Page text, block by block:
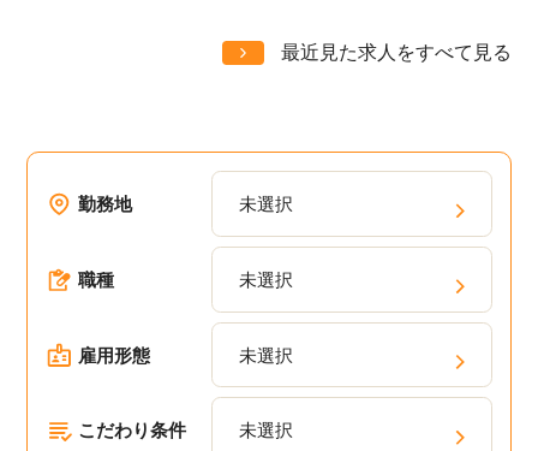
最近見た求人をすべて見る
勤務地 未選択
職種 未選択
雇用形態 未選択
こだわり条件 未選択